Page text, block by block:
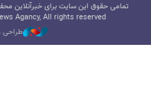
تمامی حقوق این سایت برای خبرآنلاین
Agancy, All rights reserved
طراحی